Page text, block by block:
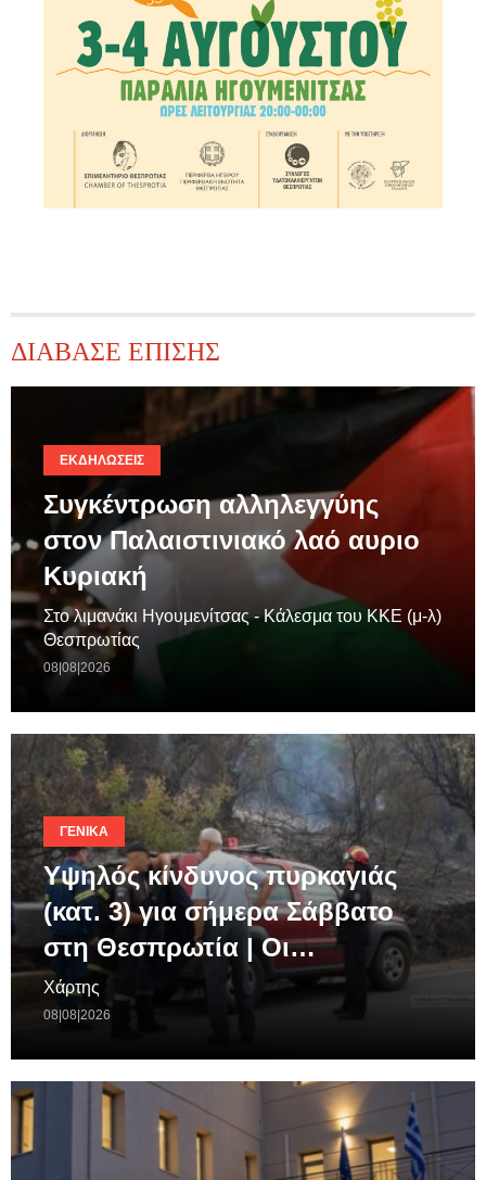
ΔΙΑΒΑΣΕ ΕΠΙΣΗΣ
ΕΚΔΗΛΏΣΕΙΣ
Συγκέντρωση αλληλεγγύης
στον Παλαιστινιακό λαό αυριο
Κυριακή
Στο λιμανάκι Ηγουμενίτσας - Κάλεσμα του ΚΚΕ (μ-λ)
Θεσπρωτίας
08|08|2026
ΓΕΝΙΚΆ
Υψηλός κίνδυνος πυρκαγιάς
(κατ. 3) για σήμερα Σάββατο
στη Θεσπρωτία | Οι…
Χάρτης
08|08|2026